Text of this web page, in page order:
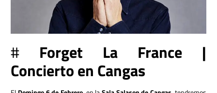
# Forget La France |
Concierto en Cangas